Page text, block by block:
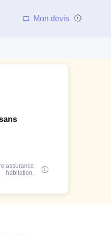
Mon devis
assurance
habitation.